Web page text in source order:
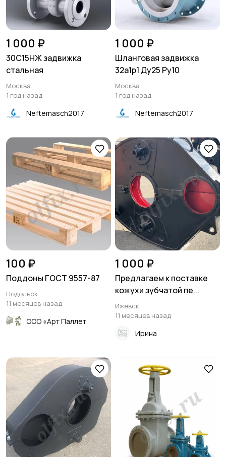
1 000 ₽
30С15НЖ задвижка
стальная
Москва
1 год назад
Neftemasch2017
1 000 ₽
Шланговая задвижка
32а1р1 Ду25 Ру10
Москва
1 год назад
Neftemasch2017
100 ₽
Поддоны ГОСТ 9557-87
Подольск
11 месяцев назад
ООО «Арт Паллет
1 000 ₽
Предлагаем к поставке
кожухи зубчатой пе...
Ижевск
11 месяцев назад
Ирина